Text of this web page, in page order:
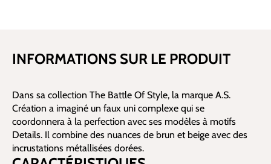
INFORMATIONS SUR LE PRODUIT
Dans sa collection The Battle Of Style, la marque A.S.
Création a imaginé un faux uni complexe qui se
coordonnera à la perfection avec ses modèles à motifs
Details. Il combine des nuances de brun et beige avec des
incrustations métallisées dorées.